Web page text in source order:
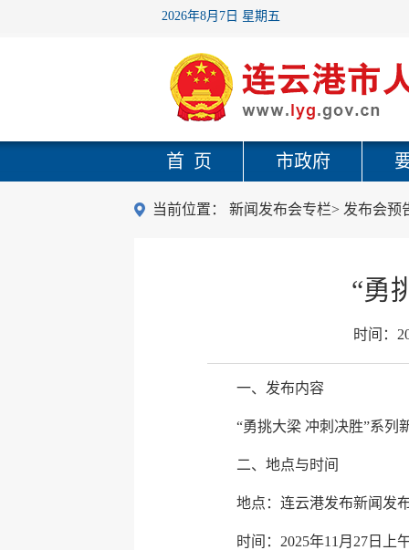
2026年8月7日 星期五
首 页 市政府
当前位置： 新闻发布会专栏> 发布会预
“勇
时间：
一、发布内容
“勇挑大梁 冲刺决胜”系列
二、地点与时间
地点：连云港发布新闻发
时间：2025年11月27日上